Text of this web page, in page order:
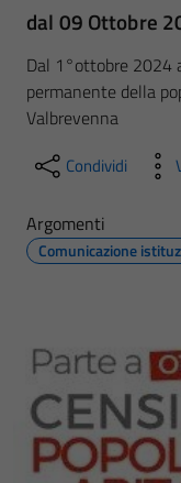
dal 09 Ottobre
Dal 1°ottobre 2024
permanente della
Valbrevenna
Condividi
Argomenti
Comunicazione